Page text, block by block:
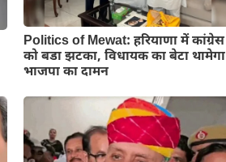
Politics of Mewat: हरियाणा में कांग्रेस
को बडा झटका, विधायक का बेटा थामेगा
भाजपा का दामन